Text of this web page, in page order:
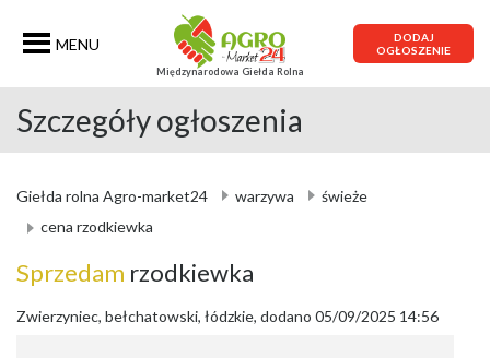
MENU
Międzynarodowa Giełda Rolna
DODAJ
OGŁOSZENIE
Szczegóły ogłoszenia
Giełda rolna Agro-market24 warzywa
świeże
cena rzodkiewka
Sprzedam rzodkiewka
Zwierzyniec, bełchatowski, łódzkie, dodano 05/09/2025 14:56